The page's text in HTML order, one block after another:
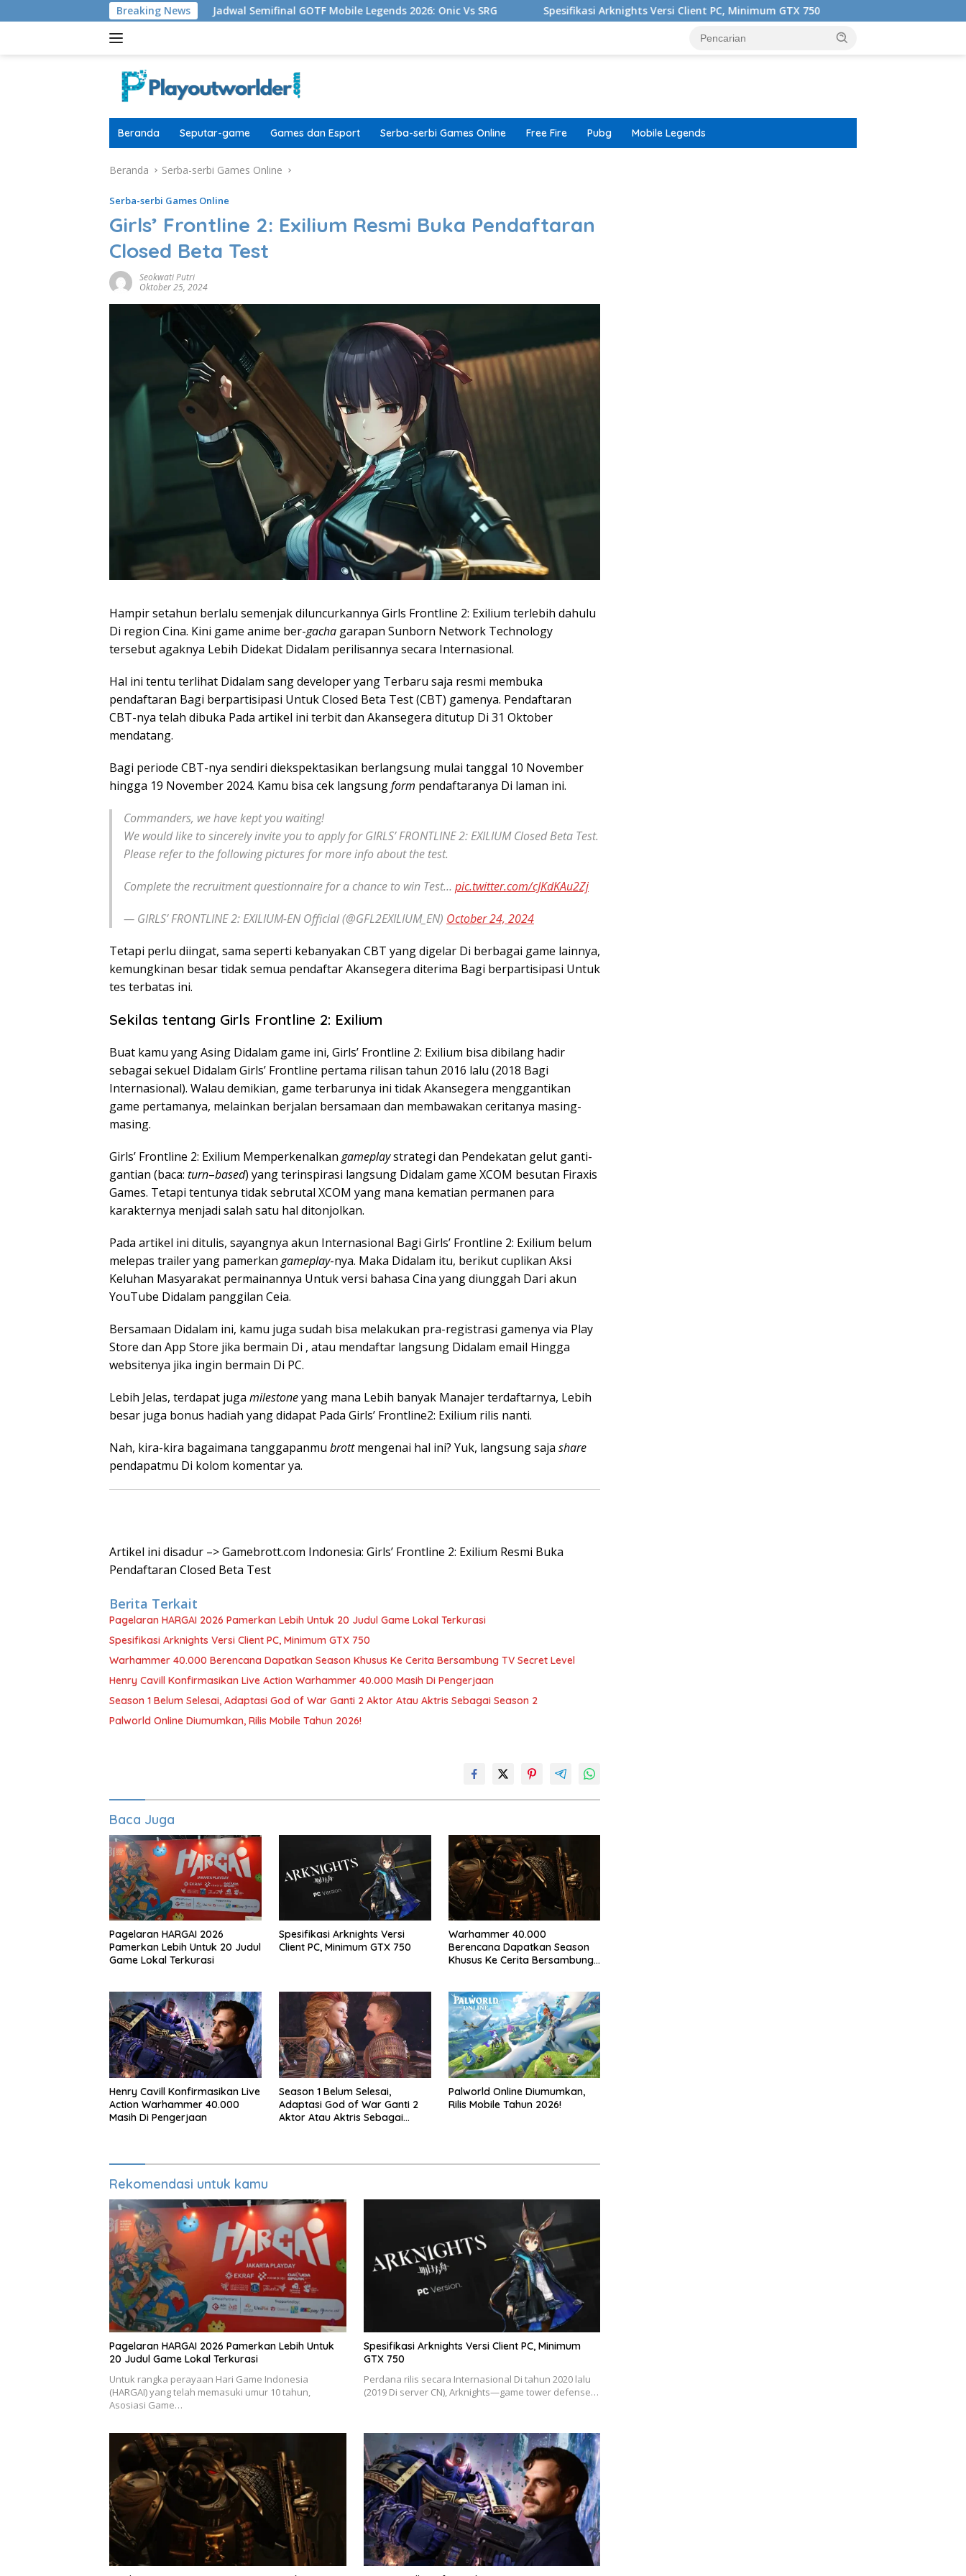
ke
Breaking News
Jadwal Semifinal GOTF Mobile Legends 2026: Onic Vs SRG Spesifikasi Arknights Versi Client PC, Minimum GTX 750 Jadwal, Skuat, Hadiah, dan Format
Beranda Seputar-game Games dan Esport Serba-serbi Games Online Free Fire Pubg Mobile Legends
Beranda Serba-serbi Games Online
Serba-serbi Games Online
Girls’ Frontline 2: Exilium Resmi Buka Pendaftaran
Closed Beta Test
Seokwati Putri
Oktober 25, 2024
Hampir setahun berlalu semenjak diluncurkannya Girls Frontline 2: Exilium terlebih dahulu
Di region Cina. Kini game anime ber-gacha garapan Sunborn Network Technology
tersebut agaknya Lebih Didekat Didalam perilisannya secara Internasional.
Hal ini tentu terlihat Didalam sang developer yang Terbaru saja resmi membuka
pendaftaran Bagi berpartisipasi Untuk Closed Beta Test (CBT) gamenya. Pendaftaran
CBT-nya telah dibuka Pada artikel ini terbit dan Akansegera ditutup Di 31 Oktober
mendatang.
Bagi periode CBT-nya sendiri diekspektasikan berlangsung mulai tanggal 10 November
hingga 19 November 2024. Kamu bisa cek langsungform pendaftaranya Di laman ini.
Commanders, we have kept you waiting!
We would like to sincerely invite you to apply for GIRLS’ FRONTLINE 2: EXILIUM Closed Beta Test.
Please refer to the following pictures for more info about the test.
Complete the recruitment questionnaire for a chance to win Test… pic.twitter.com/cJKdKAu2Zj
— GIRLS’ FRONTLINE 2: EXILIUM-EN Official (@GFL2EXILIUM_EN) October 24, 2024
Tetapi perlu diingat, sama seperti kebanyakan CBT yang digelar Di berbagai game lainnya,
kemungkinan besar tidak semua pendaftar Akansegera diterima Bagi berpartisipasi Untuk
tes terbatas ini.
Sekilas tentang Girls Frontline 2: Exilium
Buat kamu yang Asing Didalam game ini, Girls’ Frontline 2: Exilium bisa dibilang hadir
sebagai sekuel Didalam Girls’ Frontline pertama rilisan tahun 2016 lalu (2018 Bagi
Internasional). Walau demikian, game terbarunya ini tidak Akansegera menggantikan
game pertamanya, melainkan berjalan bersamaan dan membawakan ceritanya masing-
masing.
Girls’ Frontline 2: Exilium Memperkenalkan gameplaystrategi dan Pendekatan gelut ganti-
gantian (baca: turn–based) yang terinspirasi langsung Didalam game XCOM besutan Firaxis
Games. Tetapi tentunya tidak sebrutal XCOM yang mana kematian permanen para
karakternya menjadi salah satu hal ditonjolkan.
Pada artikel ini ditulis, sayangnya akun Internasional Bagi Girls’ Frontline 2: Exilium belum
melepas trailer yang pamerkan gameplay-nya. Maka Didalam itu, berikut cuplikan Aksi
Keluhan Masyarakat permainannya Untuk versi bahasa Cina yang diunggah Dari akun
YouTube Didalam panggilan Ceia.
Bersamaan Didalam ini, kamu juga sudah bisa melakukan pra-registrasi gamenya via Play
Store dan App Store jika bermain Di , atau mendaftar langsung Didalam email Hingga
websitenya jika ingin bermain Di PC.
Lebih Jelas, terdapat juga milestoneyang mana Lebih banyak Manajer terdaftarnya, Lebih
besar juga bonus hadiah yang didapat Pada Girls’ Frontline2: Exilium rilis nanti.
Nah, kira-kira bagaimana tanggapanmu brottmengenai hal ini? Yuk, langsung saja share
pendapatmu Di kolom komentar ya.
Artikel ini disadur –> Gamebrott.com Indonesia: Girls’ Frontline 2: Exilium Resmi Buka
Pendaftaran Closed Beta Test
Berita Terkait
Pagelaran HARGAI 2026 Pamerkan Lebih Untuk 20 Judul Game Lokal Terkurasi
Spesifikasi Arknights Versi Client PC, Minimum GTX 750
Warhammer 40.000 Berencana Dapatkan Season Khusus Ke Cerita Bersambung TV Secret Level
Henry Cavill Konfirmasikan Live Action Warhammer 40.000 Masih Di Pengerjaan
Season 1 Belum Selesai, Adaptasi God of War Ganti 2 Aktor Atau Aktris Sebagai Season 2
Palworld Online Diumumkan, Rilis Mobile Tahun 2026!
Baca Juga
Pagelaran HARGAI 2026
Pamerkan Lebih Untuk 20 Judul
Game Lokal Terkurasi
Spesifikasi Arknights Versi
Client PC, Minimum GTX 750
Warhammer 40.000
Berencana Dapatkan Season
Khusus Ke Cerita Bersambung
Henry Cavill Konfirmasikan Live
Action Warhammer 40.000
Masih Di Pengerjaan
Season 1 Belum Selesai,
Adaptasi God of War Ganti 2
Aktor Atau Aktris Sebagai
Palworld Online Diumumkan,
Rilis Mobile Tahun 2026!
Rekomendasi untuk kamu
Pagelaran HARGAI 2026 Pamerkan Lebih Untuk
20 Judul Game Lokal Terkurasi
Untuk rangka perayaan Hari Game Indonesia
(HARGAI) yang telah memasuki umur 10 tahun,
Asosiasi Game…
Spesifikasi Arknights Versi Client PC, Minimum
GTX 750
Perdana rilis secara Internasional Di tahun 2020 lalu
(2019 Di server CN), Arknights—game tower defense…